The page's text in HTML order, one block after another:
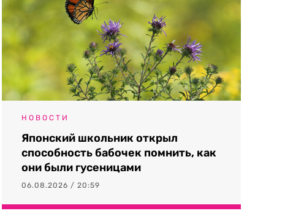
НОВОСТИ
Японский школьник открыл
способность бабочек помнить, как
они были гусеницами
06.08.2026 / 20:59